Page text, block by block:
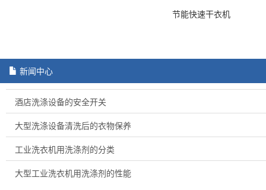
节能快速干衣机
新闻中心
酒店洗涤设备的安全开关
大型洗涤设备清洗后的衣物保养
工业洗衣机用洗涤剂的分类
大型工业洗衣机用洗涤剂的性能